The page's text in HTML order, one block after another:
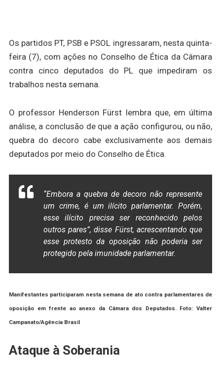
Os partidos PT, PSB e PSOL ingressaram, nesta quinta-
feira (7), com ações no Conselho de Ética da Câmara
contra cinco deputados do PL que impediram os
trabalhos nesta semana.
O professor Henderson Fürst lembra que, em última
análise, a conclusão de que a ação configurou, ou não,
quebra do decoro cabe exclusivamente aos demais
deputados por meio do Conselho de Ética.
“Embora a quebra de decoro não represente
um crime, é um ilícito parlamentar. Porém,
esse ilícito precisa ser reconhecido pelos
outros pares”, disse Fürst, acrescentando que
esse protesto da oposição não poderia ser
protegido pela imunidade parlamentar.
Manifestantes participaram nesta semana de ato contra parlamentares de
oposição em frente ao anexo da Câmara dos Deputados. Foto: Valter
Campanato/Agência Brasil
Ataque à Soberania